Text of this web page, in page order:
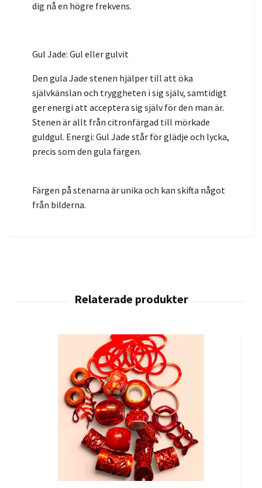
dig nå en högre frekvens.
Gul Jade: Gul eller gulvit
Den gula Jade stenen hjälper till att öka
självkänslan och tryggheten i sig själv, samtidigt
ger energi att acceptera sig själv för den man är.
Stenen är allt från citronfärgad till mörkade
guldgul. Energi: Gul Jade står för glädje och lycka,
precis som den gula färgen.
Färgen på stenarna är unika och kan skifta något
från bilderna.